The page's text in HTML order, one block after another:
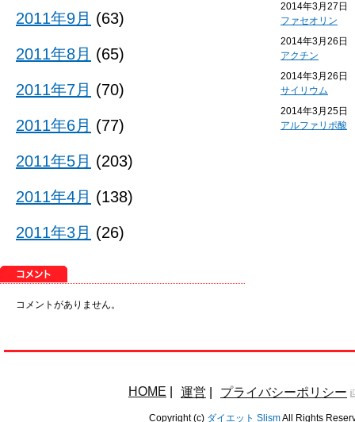
2014年3月27日
ファセオリン
2014年3月26日
アクチン
2014年3月26日
サイリウム
2014年3月25日
アルファリポ酸
2011年9月 (63)
2011年8月 (65)
2011年7月 (70)
2011年6月 (77)
2011年5月 (203)
2011年4月 (138)
2011年3月 (26)
コメントがありません。
HOME 運営 プライバシーポリシー
Copyright (c) ダイエット SlismAll Rights